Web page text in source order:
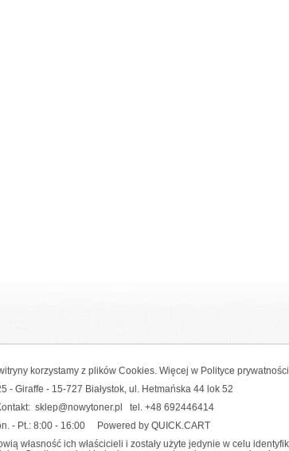
korzystamy z plików Cookies. Więcej w Polityce prywatności
- Giraffe - 15-727 Białystok, ul. Hetmańska 44 lok 52
sklep@nowytoner.pl tel. +48 692446414
- Pt.: 8:00 - 16:00
Powered by QUICK.CART
własność ich właścicieli i zostały użyte jedynie w celu